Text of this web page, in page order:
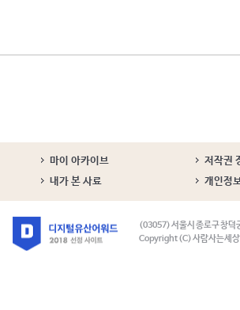
마이 아카이브
저작권
내가 본 사료 개인정
(03057) 서울시 종로구 창덕
Copyright (C) 사람사는세